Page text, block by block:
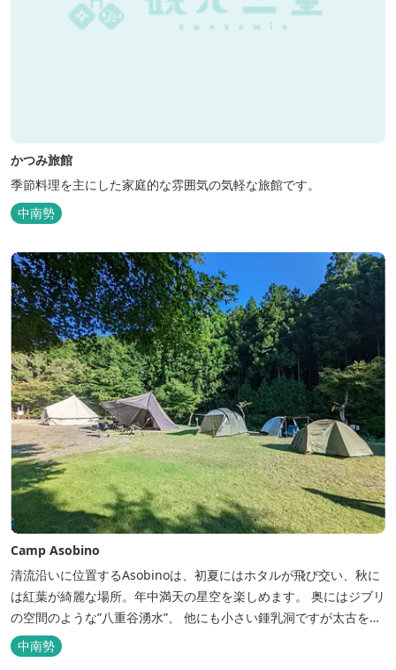
かつみ旅館
季節料理を主にした家庭的な雰囲気の気軽な旅館です。
中南勢
Camp Asobino
清流沿いに位置するAsobinoは、初夏にはホタルが飛び交い、秋に
は紅葉が綺麗な場所。年中満天の星空を楽しめます。 奥にはジブリ
の空間のような”八重谷湧水”、 他にも小さい鍾乳洞ですが太古を想
像させる”風穴”などがあり、自然が豊かなスポットです。 wi-fi完
備。テントサウナもご利用いただけます。 また近くには廃校を活用
中南勢